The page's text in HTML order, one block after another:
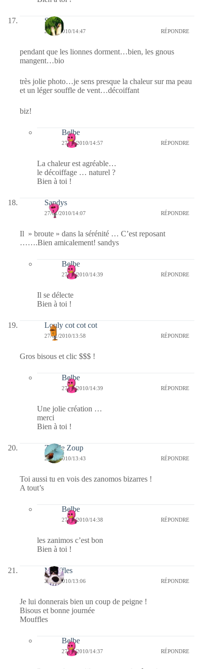
S
27/01/2010/14:47 RÉPONDRE
pendant que les lionnes dorment…bien, les gnous
mangent…bio
très jolie photo…je sens presque la chaleur sur ma peau
et un léger souffle de vent…décoiffant
biz!
Belbe
27/01/2010/14:57 RÉPONDRE
La chaleur est agréable…
le décoiffage … naturel ?
Bien à toi !
Sandys
27/01/2010/14:07 RÉPONDRE
Il » broute » dans la sérénité … C’est reposant
…….Bien amicalement! sandys
Belbe
27/01/2010/14:39 RÉPONDRE
Il se délecte
Bien à toi !
Louly cot cot cot
27/01/2010/13:58 RÉPONDRE
Gros bisous et clic $$$ !
Belbe
27/01/2010/14:39 RÉPONDRE
Une jolie création …
merci
Bien à toi !
Zip de Zoup
27/01/2010/13:43 RÉPONDRE
Toi aussi tu en vois des zanomos bizarres !
A tout’s
Belbe
27/01/2010/14:38 RÉPONDRE
les zanimos c’est bon
Bien à toi !
Mouffles
27/01/2010/13:06 RÉPONDRE
Je lui donnerais bien un coup de peigne !
Bisous et bonne journée
Mouffles
Belbe
27/01/2010/14:37 RÉPONDRE